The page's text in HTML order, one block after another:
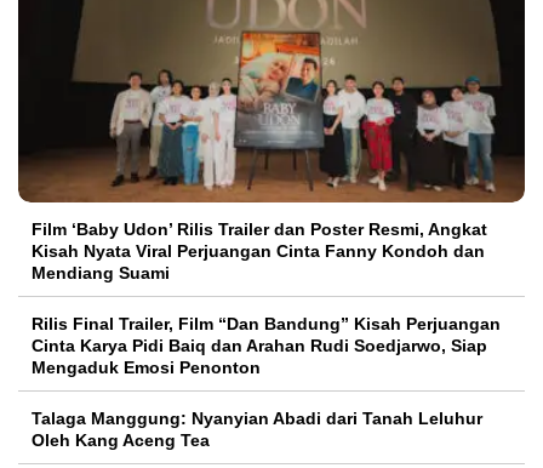
Film ‘Baby Udon’ Rilis Trailer dan Poster Resmi, Angkat
Kisah Nyata Viral Perjuangan Cinta Fanny Kondoh dan
Mendiang Suami
Rilis Final Trailer, Film “Dan Bandung” Kisah Perjuangan
Cinta Karya Pidi Baiq dan Arahan Rudi Soedjarwo, Siap
Mengaduk Emosi Penonton
Talaga Manggung: Nyanyian Abadi dari Tanah Leluhur
Oleh Kang Aceng Tea